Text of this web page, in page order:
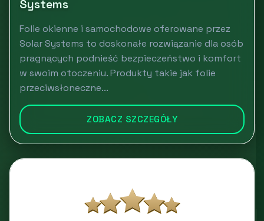
Systems
Folie okienne i samochodowe oferowane przez
Solar Systems to doskonałe rozwiązanie dla osób
pragnących podnieść bezpieczeństwo i komfort
w swoim otoczeniu. Produkty takie jak folie
przeciwsłoneczne...
ZOBACZ SZCZEGÓŁY